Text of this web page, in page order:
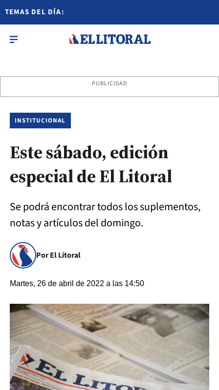
TEMAS DEL DÍA:
PUBLICIDAD
INSTITUCIONAL
Este sábado, edición
especial de El Litoral
Se podrá encontrar todos los suplementos,
notas y artículos del domingo.
Por El Litoral
Martes, 26 de abril de 2022 a las 14:50